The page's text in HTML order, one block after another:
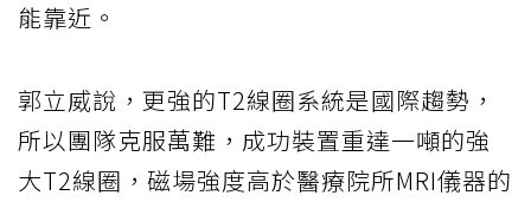
能靠近。
郭立威說，更強的T2線圈系統是國際趨勢，
所以團隊克服萬難，成功裝置重達一噸的強
大T2線圈，磁場強度高於醫療院所MRI儀器的